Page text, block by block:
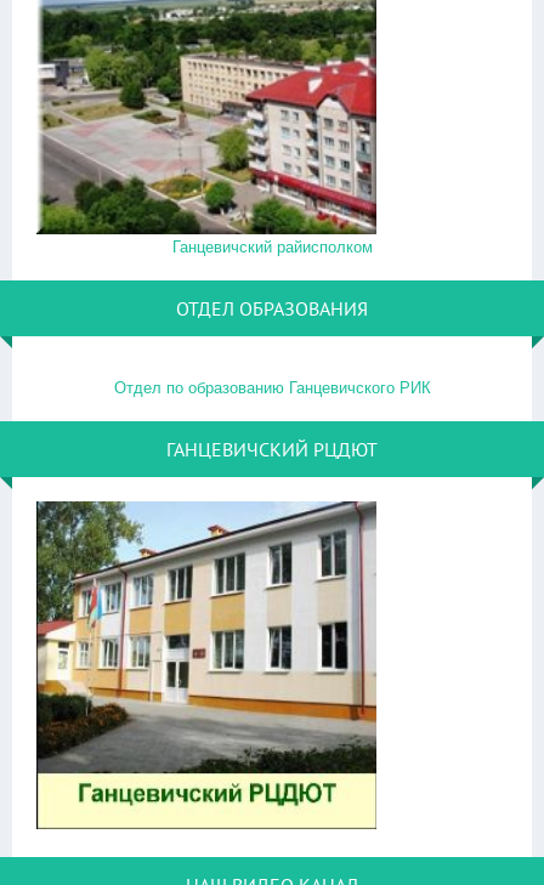
Ганцевичский райисполком
ОТДЕЛ ОБРАЗОВАНИЯ
Отдел по образованию Ганцевичского РИК
ГАНЦЕВИЧСКИЙ РЦДЮТ